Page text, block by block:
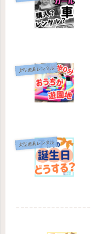
大型遊具レンタル
大型遊具レンタル